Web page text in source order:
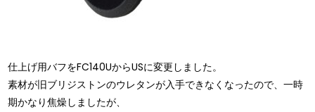
仕上げ用バフをFC140UからUSに変更しました。
素材が旧ブリジストンのウレタンが入手できなくなったので、一時
期かなり焦燥しましたが、